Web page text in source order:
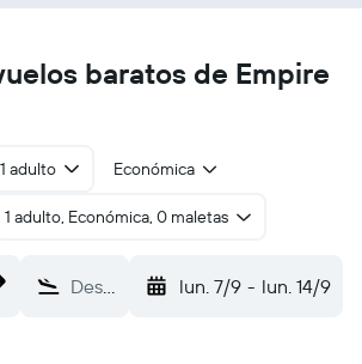
baratos de Empire
1 adulto Económica
1 adulto, Económica, 0 maletas
Destino lun. 7/9 - lun. 14/9